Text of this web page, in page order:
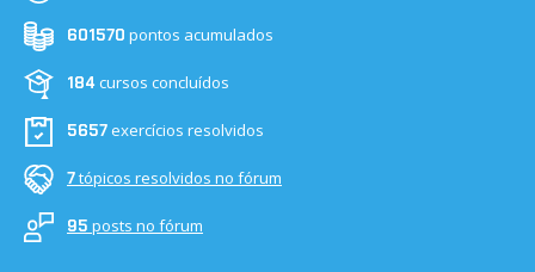
601570 pontos acumulados
184cursos concluídos
5657exercícios resolvidos
7tópicos resolvidos no fórum
95 posts no fórum